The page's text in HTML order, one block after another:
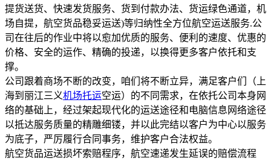
提货送货、快速发货服务、货到付款办法、货运绿色通道，机
场自提，航空货品稳妥运送)等归纳性全方位航空运送服务.公
司在往后的作业中将以愈加优质的服务、便利的速度、优惠的
价格、安全的运作、精确的投递，以换得更多客户依托和支
撑。
公司跟着商场不断的改变，咱们将不断立异，满足客户们（上
海到丽江三义机场托运空运）的不同需求，在依托公司本身网
络的基础上，经过架起现代化的运送途径和电脑信息网络途径
以抵达服务质量的精雕细镂，并以此完结以客户为中心以服务
为底子，严厉履行合同事务，维护客户合法权益。
航空货品运送损坏索赔程序，航空速递发生延误的赔偿流程